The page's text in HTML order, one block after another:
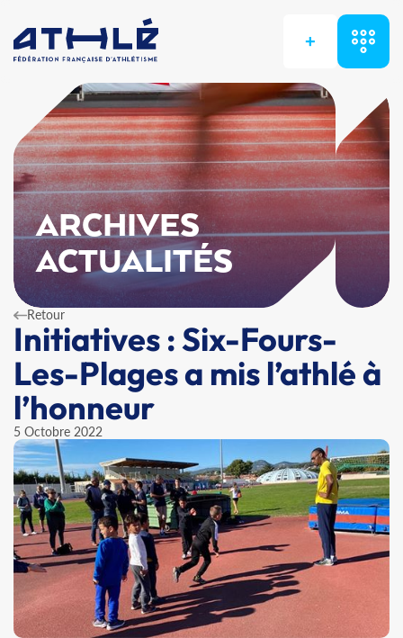
+
ARCHIVES
ACTUALITÉS
Retour
Initiatives : Six-Fours-
Les-Plages a mis l’athlé à
l’honneur
5 Octobre 2022